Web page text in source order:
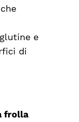
e
di
frolla